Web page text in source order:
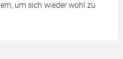
um sich wieder wohl zu